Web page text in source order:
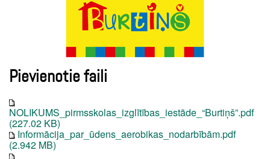
Pievienotie faili
NOLIKUMS_pirmsskolas_izglītības_iestāde_“Burtiņš”.pdf
(227.02 KB)
Informācija_par_ūdens_aerobikas_nodarbībām.pdf
(2.942 MB)